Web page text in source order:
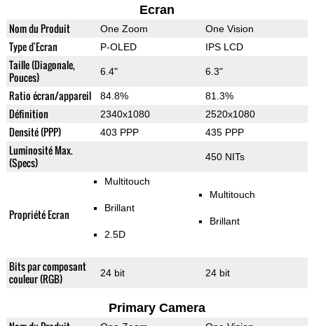
Ecran
Nom du Produit One Zoom One Vision
Type d'Ecran P-OLED IPS LCD
Taille (Diagonale,
Pouces)
6.4" 6.3"
Ratio écran/appareil 84.8% 81.3%
Définition 2340x1080 2520x1080
Densité (PPP) 403 PPP 435 PPP
Luminosité Max.
(Specs)
450 NITs
Propriété Ecran
Multitouch
Brillant
2.5D
Multitouch
Brillant
Bits par composant
couleur (RGB)
24 bit 24 bit
Primary Camera